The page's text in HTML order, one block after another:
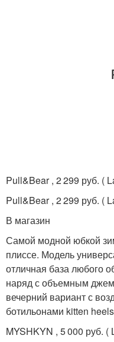
Pull&Bear , 2 299 руб. (
Pull&Bear , 2 299 руб. (
В магазин
Самой модной юбкой
плиссе. Модель
отличная база любого
наряд с объемным
вечерний вариант с
ботильонами kitten
MYSHKYN , 5 000 руб. (